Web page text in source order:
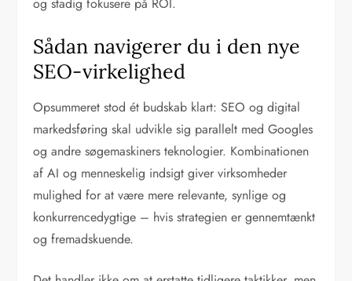
og stadig fokusere på ROI.
Sådan navigerer du i den nye
SEO-virkelighed
Opsummeret stod ét budskab klart: SEO og digital
markedsføring skal udvikle sig parallelt med Googles
og andre søgemaskiners teknologier. Kombinationen
af AI og menneskelig indsigt giver virksomheder
mulighed for at være mere relevante, synlige og
konkurrencedygtige – hvis strategien er gennemtænkt
og fremadskuende.